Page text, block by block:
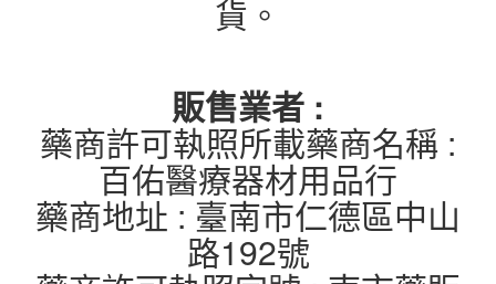
貨。
販售業者 :
藥商許可執照所載藥商名稱 :
百佑醫療器材用品行
藥商地址 : 臺南市仁德區中山
路192號